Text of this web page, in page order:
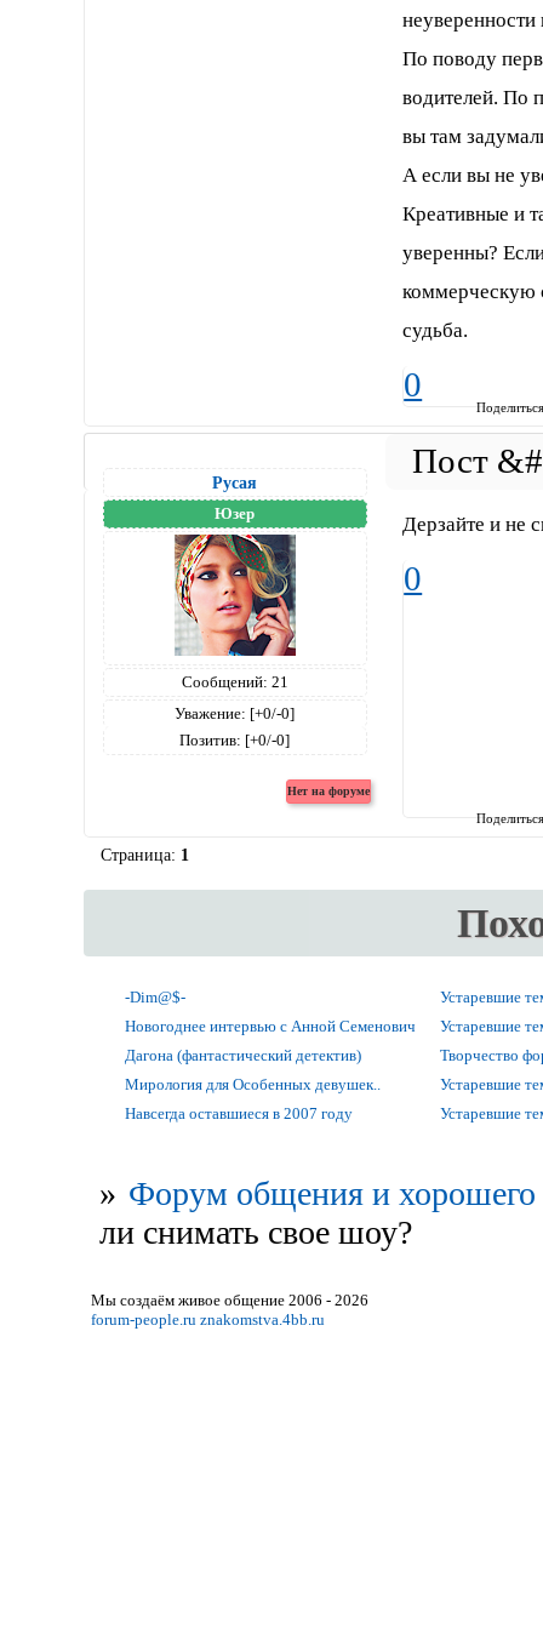
По поводу
водителей. По
вы там
А если вы не
Креативные и
уверенны?
коммерческую
судьба.
0
Русая
Юзер
Сообщений: 21
Уважение: [+0/-0]
Позитив: [+0/-0]
Дерзайте и не
0
Страница: 1
-Dim@$-
Устаревшие
Новогоднее интервью с Анной Семенович
Устаревшие
Дагона (фантастический детектив)
Творчество
Мирология для Особенных девушек..
Устаревшие
Навсегда оставшиеся в 2007 году
Устаревшие
» Форум общения и хорошего
ли снимать свое шоу?
Мы создаём живое общение 2006 - 2026
forum-people.ru znakomstva.4bb.ru